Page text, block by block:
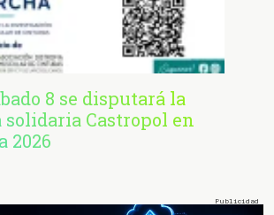
8 se disputará la
solidaria Castropol en
2026